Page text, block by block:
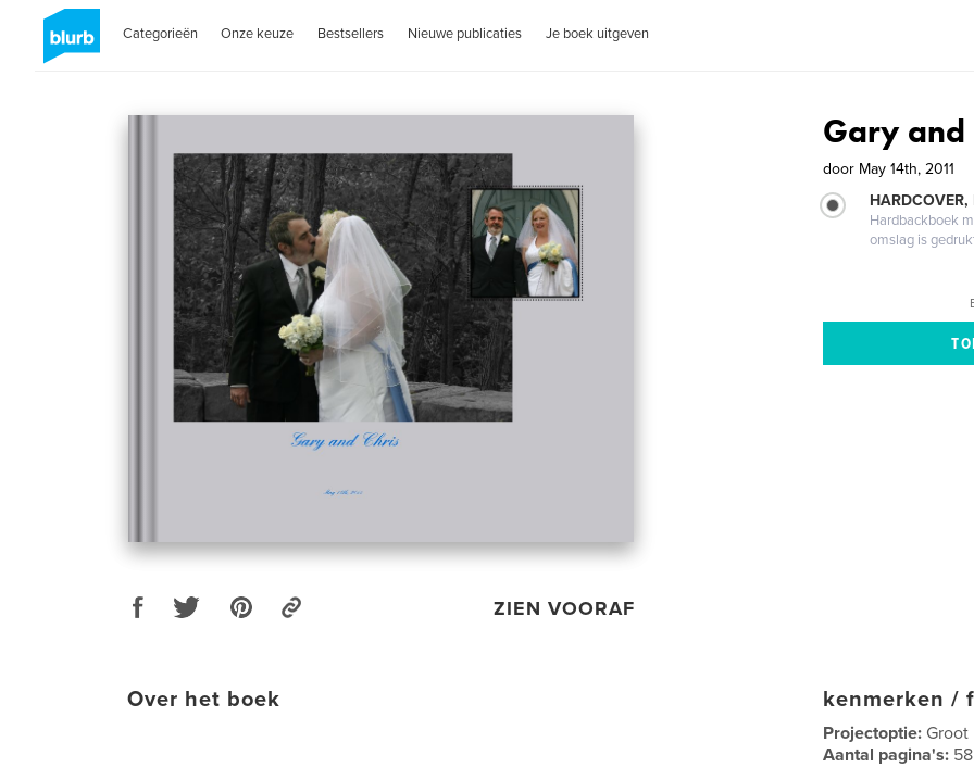
Categorieën Onze keuze Bestsellers Nieuwe publicaties Je boek uitgeven
ZIEN VOORAF
Gary and
door May 14th, 2011
Hardbackboek
omslag is
Over het boek kenmerken /
Projectoptie:
Aantal pagina's: 58